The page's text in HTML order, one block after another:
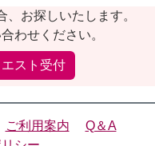
お探しいたします。
わせください。
スト受付
ご利用案内
Q＆A